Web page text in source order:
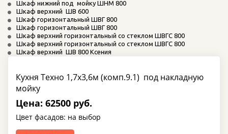
Шкаф нижний под  мойку ШНМ 800
Шкаф верхний  ШВ 600
Шкаф горизонтальный ШВГ 800
Шкаф горизонтальный ШВГ 800
Шкаф верхний горизонтальный со стеклом ШВГС 800
Шкаф верхний горизонтальный со стеклом ШВГС 800
Шкаф верхний  ШВ 800 Ксения
Кухня Техно 1,7х3,6м (комп.9.1) под накладную
мойку
Цена: 62500 руб.
Цвет фасадов: на выбор